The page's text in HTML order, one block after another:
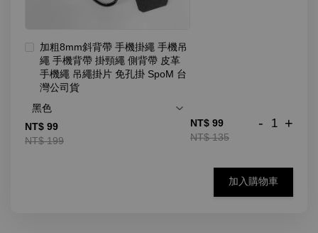
加粗8mm斜背帶 手機掛繩 手機吊
繩 手機背帶 掛頸繩 側背帶 皮革
手機繩 吊繩掛片 免孔掛 SpoM 台
灣公司貨
NT$ 99
NT$ 199
NT$ 99
NT$ 135
- +
加入購物車